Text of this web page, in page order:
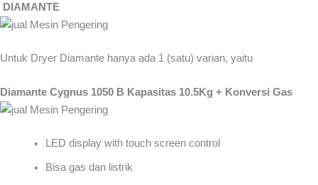
DIAMANTE
Untuk Dryer Diamante hanya ada 1 (satu) varian, yaitu
Diamante Cygnus 1050 B Kapasitas 10.5Kg + Konversi Gas
LED display with touch screen control
Bisa gas dan listrik